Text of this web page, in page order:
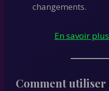
changements.
En savoir
Comment utiliser